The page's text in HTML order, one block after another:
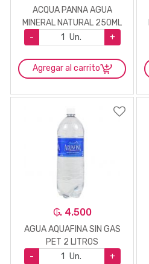
ACQUA PANNA AGUA
MINERAL NATURAL 250ML
-
Un. +
Agregar al carrito
₲. 4.500
AGUA AQUAFINA SIN GAS
PET 2 LITROS
-
Un. +